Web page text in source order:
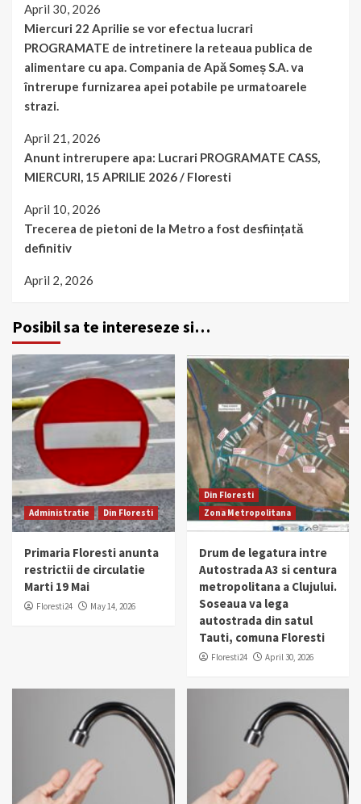
April 30, 2026
Miercuri 22 Aprilie se vor efectua lucrari
PROGRAMATE de intretinere la reteaua publica de
alimentare cu apa. Compania de Apă Someș S.A. va
întrerupe furnizarea apei potabile pe urmatoarele
strazi.
April 21, 2026
Anunt intrerupere apa: Lucrari PROGRAMATE CASS,
MIERCURI, 15 APRILIE 2026 / Floresti
April 10, 2026
Trecerea de pietoni de la Metro a fost desființată
definitiv
April 2, 2026
Posibil sa te intereseze si…
Administratie Din Floresti
Primaria Floresti anunta
restrictii de circulatie
Marti 19 Mai
Floresti24 May 14, 2026
Din Floresti
Zona Metropolitana
Drum de legatura intre
Autostrada A3 si centura
metropolitana a Clujului.
Soseaua va lega
autostrada din satul
Tauti, comuna Floresti
Floresti24 April 30, 2026